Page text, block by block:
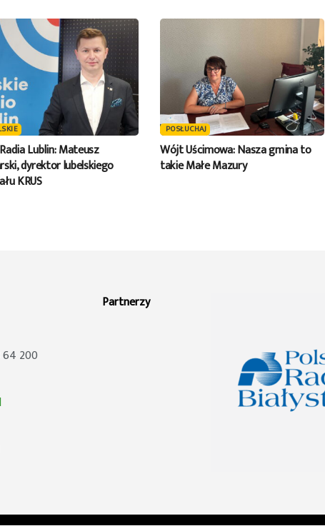
Lublin: Mateusz
dyrektor lubelskiego
KRUS
POSŁUCHAJ
Wójt Uścimowa: Nasza gmina to
takie Małe Mazury
64 200
Partnerzy